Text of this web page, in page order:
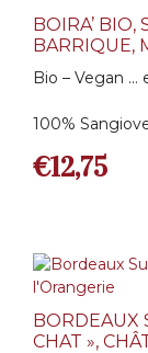
BOIRA’ BIO,
BARRIQUE,
Bio – Vegan
100%
€12,75
BORDEAUX
CHAT »,